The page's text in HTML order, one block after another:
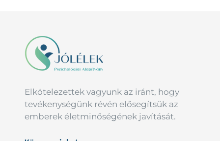
Elkötelezettek vagyunk az iránt, hogy
tevékenységünk révén elősegítsük az
emberek életminőségének javítását.